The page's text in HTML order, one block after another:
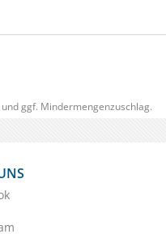
ggf. Mindermengenzuschlag.